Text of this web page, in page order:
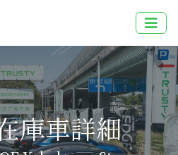
庫車詳細